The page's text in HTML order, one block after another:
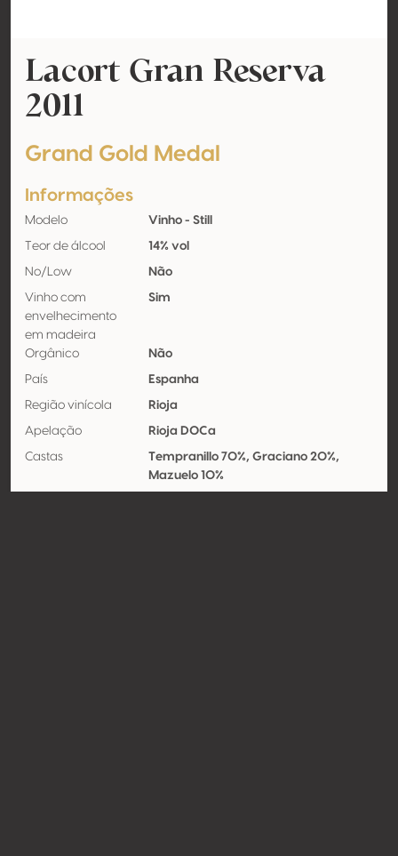
Lacort Gran Reserva
2011
Grand Gold Medal
Informações
Modelo Vinho - Still
Teor de álcool 14% vol
No/Low Não
Vinho com
envelhecimento
em madeira
Sim
Orgânico Não
País Espanha
Região vinícola Rioja
Apelação Rioja DOCa
Castas
Tempranillo 70%, Graciano 20%,
Mazuelo 10%